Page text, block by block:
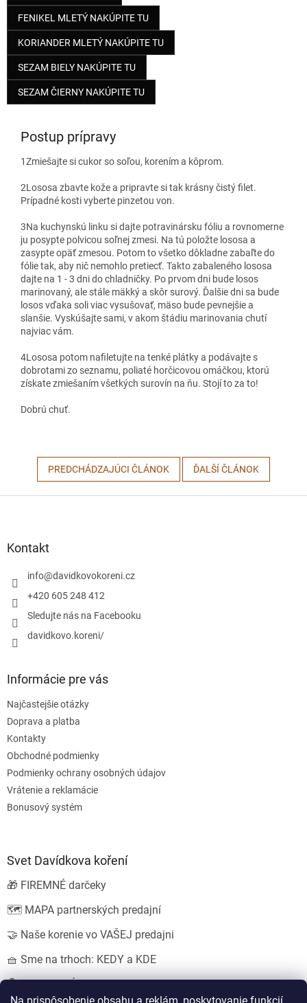
FENIKEL MLETÝ NAKÚPITE TU
KORIANDER MLETÝ NAKÚPITE TU
SEZAM BIELY NAKÚPITE TU
SEZAM ČIERNY NAKÚPITE TU
Postup prípravy
1Zmiešajte si cukor so soľou, korením a kôprom.
2Lososa zbavte kože a pripravte si tak krásny čistý filet.
Prípadné kosti vyberte pinzetou von.
3Na kuchynskú linku si dajte potravinársku fóliu a rovnomerne
ju posypte polvicou soľnej zmesi. Na tú položte lososa a
zasypte opäť zmesou. Potom to všetko dôkladne zabaľte do
fólie tak, aby nič nemohlo pretiecť. Takto zabaleného lososa
dajte na 1 - 3 dni do chladničky. Po prvom dni bude losos
marinovaný, ale stále mäkký a skôr surový. Ďalšie dni sa bude
losos vďaka soli viac vysušovať, mäso bude pevnejšie a
slanšie. Vyskúšajte sami, v akom štádiu marinovania chutí
najviac vám.
4Lososa potom nafiletujte na tenké plátky a podávajte s
dobrotami zo seznamu, poliaté horčicovou omáčkou, ktorú
získate zmiešaním všetkých surovín na ňu. Stojí to za to!
Dobrú chuť.
PREDCHÁDZAJÚCI ČLÁNOK ĎALŠÍ ČLÁNOK
Kontakt
info@davidkovokoreni.cz
+420 605 248 412
Sledujte nás na Facebooku
davidkovo.koreni/
Informácie pre vás
Najčastejšie otázky
Doprava a platba
Kontakty
Obchodné podmienky
Podmienky ochrany osobných údajov
Vrátenie a reklamácie
Bonusový systém
Svet Davídkova koření
🎁 FIREMNÉ darčeky
🗺️ MAPA partnerských predajní
🤝 Naše korenie vo VAŠEJ predajni
🧺 Sme na trhoch: KEDY a KDE